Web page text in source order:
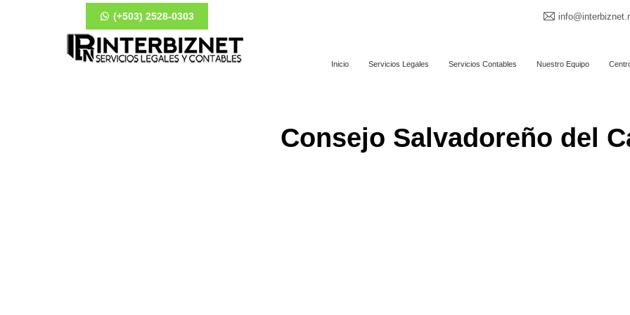
(+503) 2528-0303
Inicio Servicios Legales Servicios Contables Nuestro Equipo
Consejo Salvadoreño del